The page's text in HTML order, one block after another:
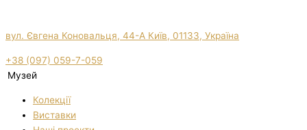
вул. Євгена Коновальця, 44-А Київ, 01133, Україна
+38 (097) 059-7-059
Музей
Колекції
Виставки